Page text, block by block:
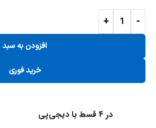
-
+
افزودن به سبد
خرید فوری
در ۴ قسط با دیجی‌پی